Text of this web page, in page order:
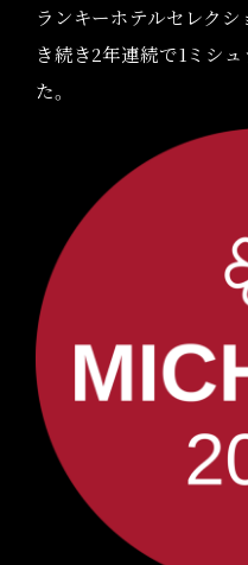
ランキーホテルセレクシ
き続き2年連続で1ミシ
た。